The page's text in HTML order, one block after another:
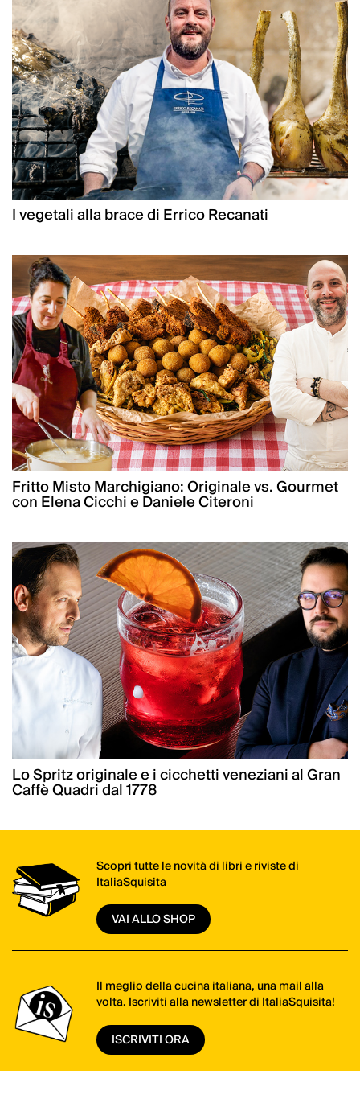
I vegetali alla brace di Errico Recanati
Fritto Misto Marchigiano: Originale vs. Gourmet
con Elena Cicchi e Daniele Citeroni
Lo Spritz originale e i cicchetti veneziani al Gran
Caffè Quadri dal 1778
Scopri tutte le novità di libri e riviste di
ItaliaSquisita
VAI ALLO SHOP
Il meglio della cucina italiana, una mail alla
volta. Iscriviti alla newsletter di ItaliaSquisita!
ISCRIVITI ORA